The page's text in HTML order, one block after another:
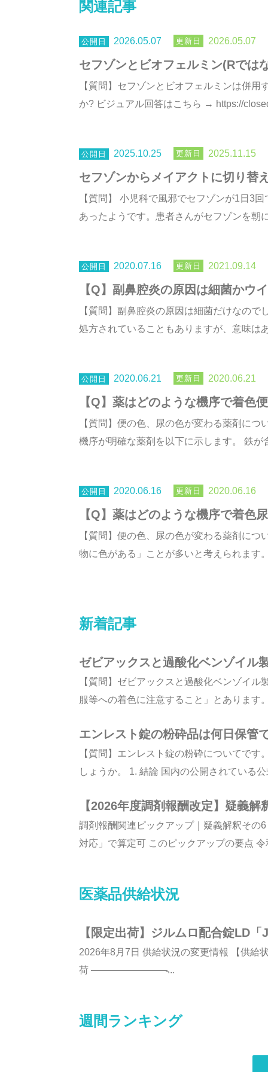
関連記事
2026.05.07 2026.05.07
セフゾンとビオフェルミン(Rでは
【質問】セフゾンとビオフェルミンは併
か? ビジュアル回答はこちら → https://
2025.10.25 2025.11.15
セフゾンからメイアクトに切り替
【質問】 小児科で風邪でセフゾンが1日3
あったようです。患者さんがセフゾンを朝
2020.07.16 2021.09.14
【Q】副鼻腔炎の原因は細菌かウ
【質問】副鼻腔炎の原因は細菌だけなの
処方されていることもありますが、意味は
2020.06.21 2020.06.21
【Q】薬はどのような機序で着色
【質問】便の色、尿の色が変わる薬剤に
機序が明確な薬剤を以下に示します。 鉄が
2020.06.16 2020.06.16
【Q】薬はどのような機序で着色
【質問】便の色、尿の色が変わる薬剤に
物に色がある」ことが多いと考えられます
新着記事
ゼビアックスと過酸化ベンゾイル
【質問】ゼビアックスと過酸化ベンゾイ
服等への着色に注意すること」とあります
エンレスト錠の粉砕品は何日保管
【質問】エンレスト錠の粉砕についてで
しょうか。 1. 結論 国内の公開されている
【2026年度調剤報酬改定】疑義
調剤報酬関連ピックアップ｜疑義解釈その
対応」で算定可 このピックアップの要点
医薬品供給状況
【限定出荷】ジルムロ配合錠LD
2026年8月7日 供給状況の変更情報 【供給
荷 ————————̵...
週間ランキング